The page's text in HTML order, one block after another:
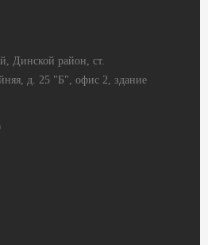
Динской район, ст.
д. 25 "Б", офис 2, здание